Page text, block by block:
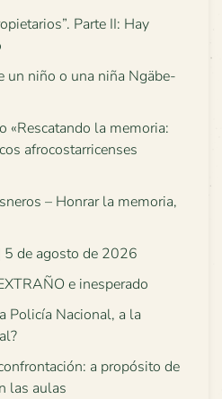
Parte II: Hay
un niño o una niña Ngäbe-
«Rescatando la memoria:
afrocostarricenses
– Honrar la memoria,
5 de agosto de 2026
e inesperado
Policía Nacional, a la
a propósito de
las aulas